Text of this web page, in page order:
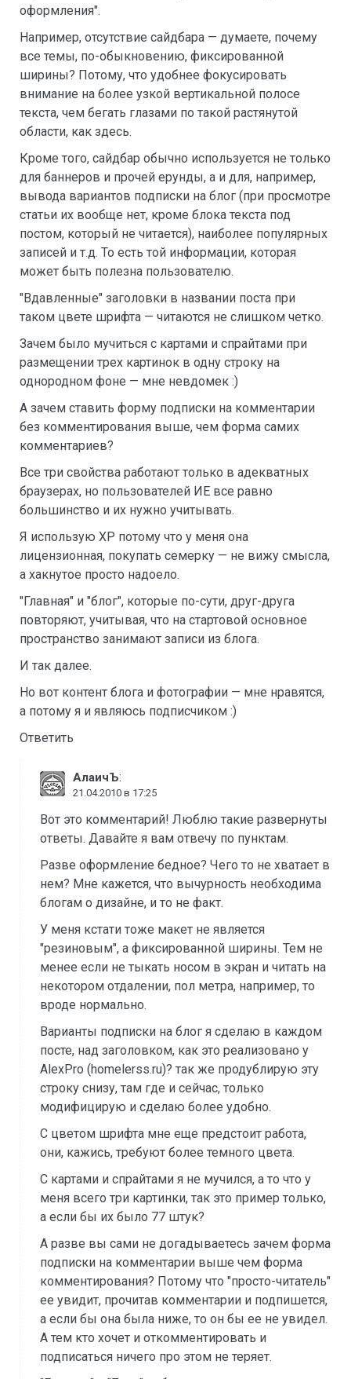
оформления".
Например, отсутствие сайдбара — думаете, почему
все темы, по-обыкновению, фиксированной
ширины? Потому, что удобнее фокусировать
внимание на более узкой вертикальной полосе
текста, чем бегать глазами по такой растянутой
области, как здесь.
Кроме того, сайдбар обычно используется не только
для баннеров и прочей ерунды, а и для, например,
вывода вариантов подписки на блог (при просмотре
статьи их вообще нет, кроме блока текста под
постом, который не читается), наиболее популярных
записей и т.д. То есть той информации, которая
может быть полезна пользователю.
"Вдавленные" заголовки в названии поста при
таком цвете шрифта — читаются не слишком четко.
Зачем было мучиться с картами и спрайтами при
размещении трех картинок в одну строку на
однородном фоне — мне невдомек :)
А зачем ставить форму подписки на комментарии
без комментирования выше, чем форма самих
комментариев?
Все три свойства работают только в адекватных
браузерах, но пользователей ИЕ все равно
большинство и их нужно учитывать.
Я использую ХР потому что у меня она
лицензионная, покупать семерку — не вижу смысла,
а хакнутое просто надоело.
"Главная" и "блог", которые по-сути, друг-друга
повторяют, учитывая, что на стартовой основное
пространство занимают записи из блога.
И так далее.
Но вот контент блога и фотографии — мне нравятся,
а потому я и являюсь подписчиком :)
Ответить
АлаичЪ:
21.04.2010 в 17:25
Вот это комментарий! Люблю такие развернуты
ответы. Давайте я вам отвечу по пунктам.
Разве оформление бедное? Чего то не хватает в
нем? Мне кажется, что вычурность необходима
блогам о дизайне, и то не факт.
У меня кстати тоже макет не является
"резиновым", а фиксированной ширины. Тем не
менее если не тыкать носом в экран и читать на
некотором отдалении, пол метра, например, то
вроде нормально.
Варианты подписки на блог я сделаю в каждом
посте, над заголовком, как это реализовано у
AlexPro (homelerss.ru)? так же продублирую эту
строку снизу, там где и сейчас, только
модифицирую и сделаю более удобно.
С цветом шрифта мне еще предстоит работа,
они, кажись, требуют более темного цвета.
С картами и спрайтами я не мучился, а то что у
меня всего три картинки, так это пример только,
а если бы их было 77 штук?
А разве вы сами не догадываетесь зачем форма
подписки на комментарии выше чем форма
комментирования? Потому что "просто-читатель"
ее увидит, прочитав комментарии и подпишется,
а если бы она была ниже, то он бы ее не увидел.
А тем кто хочет и откомментировать и
подписаться ничего про этом не теряет.